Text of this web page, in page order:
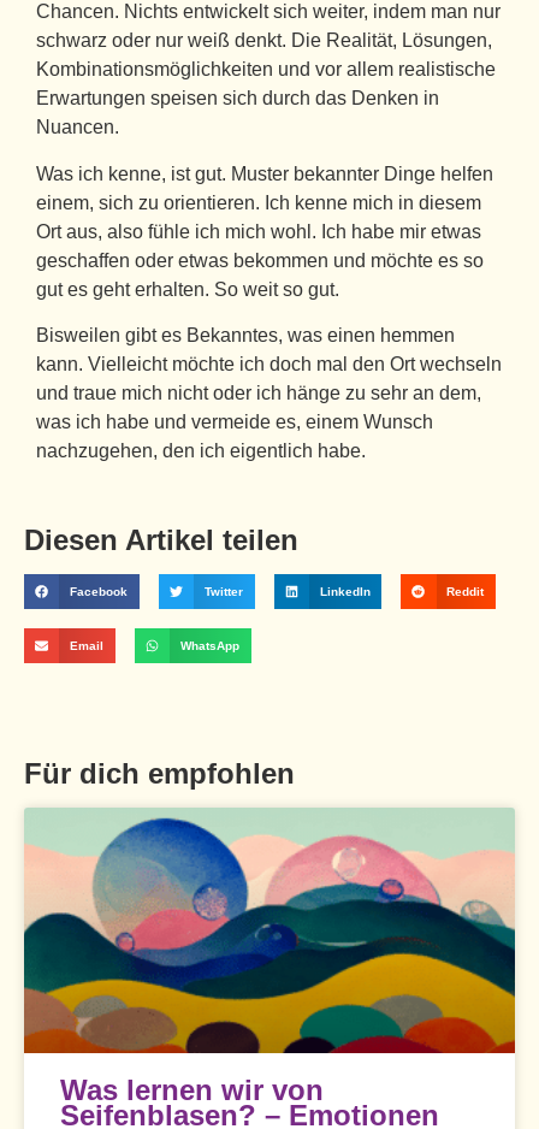
Chancen. Nichts entwickelt sich weiter, indem man nur
schwarz oder nur weiß denkt. Die Realität, Lösungen,
Kombinationsmöglichkeiten und vor allem realistische
Erwartungen speisen sich durch das Denken in
Nuancen.
Was ich kenne, ist gut. Muster bekannter Dinge helfen
einem, sich zu orientieren. Ich kenne mich in diesem
Ort aus, also fühle ich mich wohl. Ich habe mir etwas
geschaffen oder etwas bekommen und möchte es so
gut es geht erhalten. So weit so gut.
Bisweilen gibt es Bekanntes, was einen hemmen
kann. Vielleicht möchte ich doch mal den Ort wechseln
und traue mich nicht oder ich hänge zu sehr an dem,
was ich habe und vermeide es, einem Wunsch
nachzugehen, den ich eigentlich habe.
Diesen Artikel teilen
Facebook Twitter LinkedIn Reddit
Email WhatsApp
Für dich empfohlen
Was lernen wir von
Seifenblasen? – Emotionen